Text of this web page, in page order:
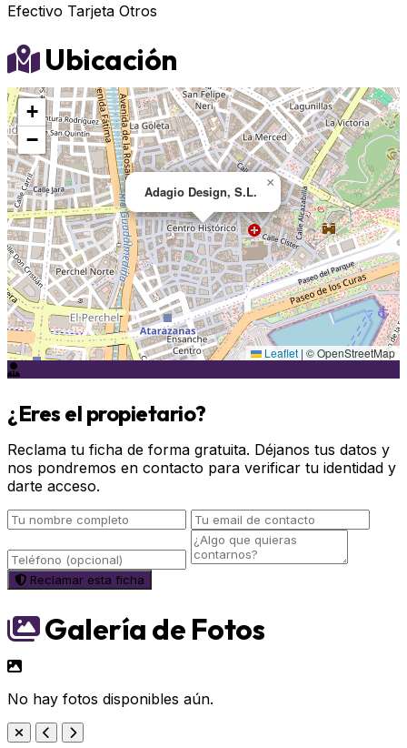
Efectivo Tarjeta Otros
Ubicación
Adagio Design, S.L.
×
+
−
Leaflet | © OpenStreetMap
¿Eres el propietario?
Reclama tu ficha de forma gratuita. Déjanos tus datos y
nos pondremos en contacto para verificar tu identidad y
darte acceso.
Reclamar esta ficha
Galería de Fotos
No hay fotos disponibles aún.